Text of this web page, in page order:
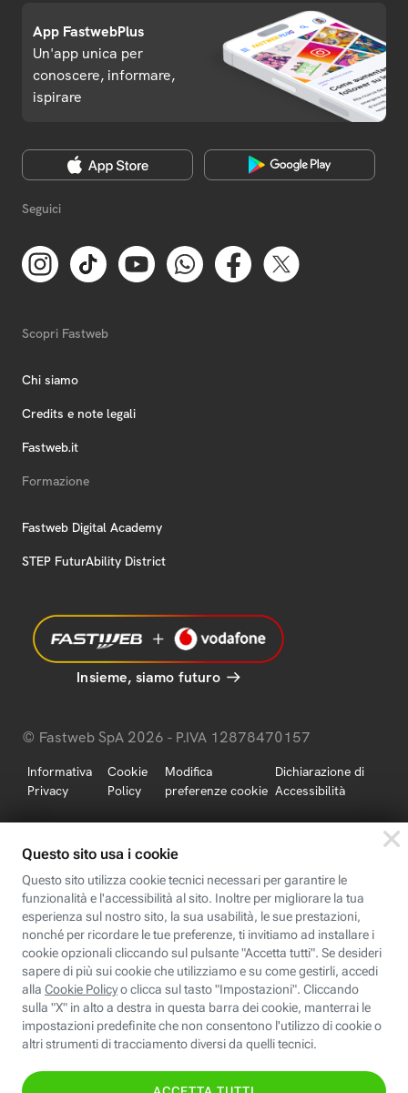
App FastwebPlus
Un'app unica per
conoscere, informare,
ispirare
Seguici
Scopri Fastweb
Chi siamo
Credits e note legali
Fastweb.it
Formazione
Fastweb Digital Academy
STEP FuturAbility District
Insieme, siamo futuro
© Fastweb SpA 2026 - P.IVA 12878470157
Informativa
Privacy
Cookie
Policy
Modifica
preferenze cookie
Dichiarazione di
Accessibilità